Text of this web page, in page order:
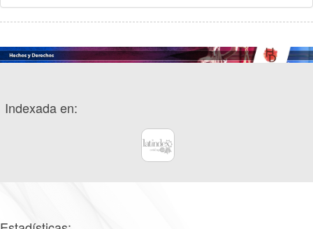
Indexada en: